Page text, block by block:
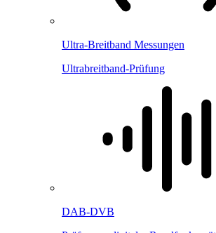
Ultra-Breitband Messungen
Ultrabreitband-Prüfung
DAB-DVB